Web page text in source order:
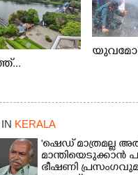
KERALA
'ഷെഡ് മാത്രമല്ല
മാന്തിയെടുക്കാൻ
ഭീഷണി